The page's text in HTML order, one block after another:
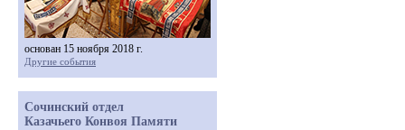
основан 15 ноября 2018 г.
Другие события
Сочинский отдел
Казачьего Конвоя Памяти